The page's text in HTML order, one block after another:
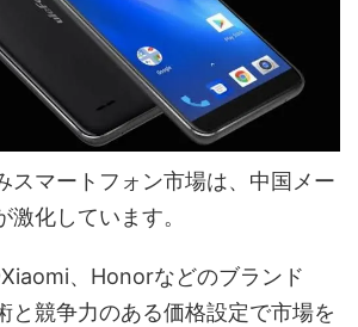
スマートフォン市場は、中国メー
激化しています。
、Honorなどのブランド
と競争力のある価格設定で市場を